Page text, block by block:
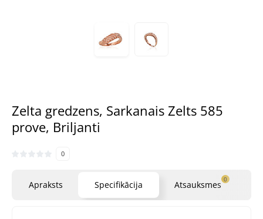
Zelta gredzens, Sarkanais Zelts 585
prove, Briljanti
0
Apraksts Specifikācija Atsauksmes 0